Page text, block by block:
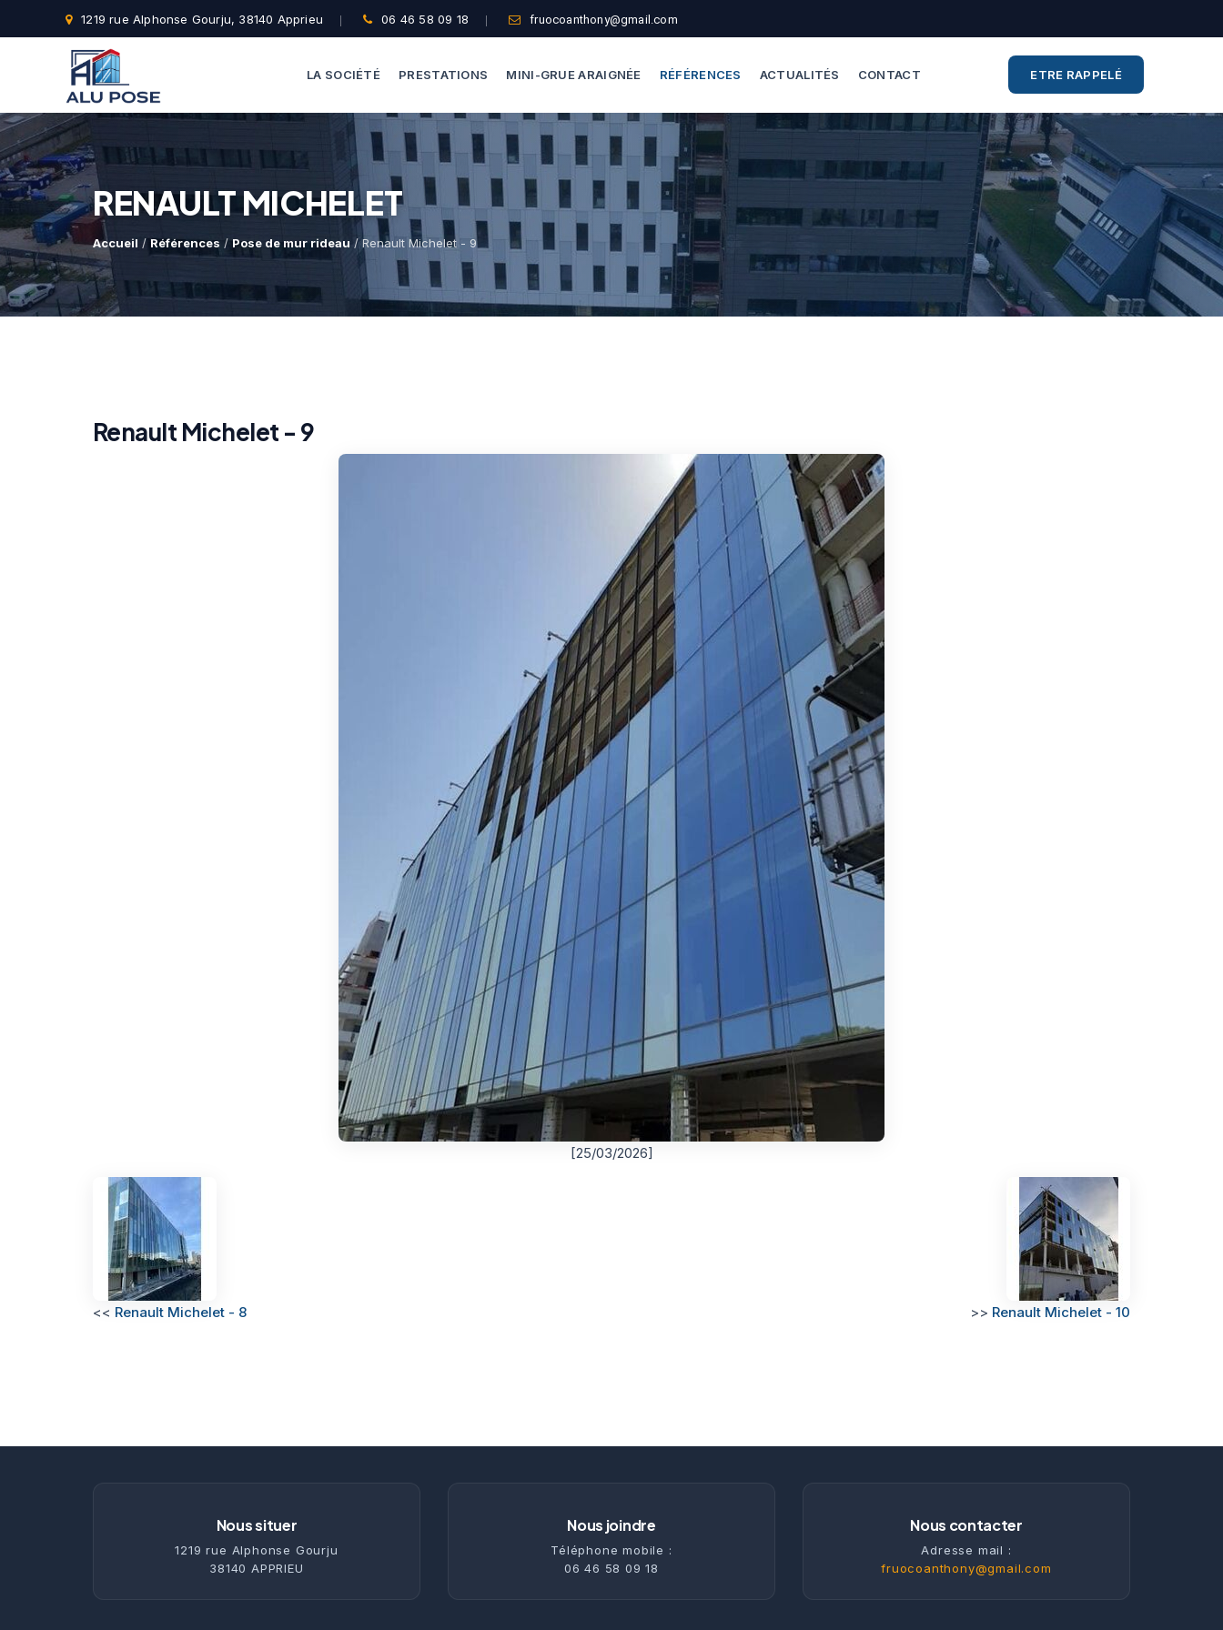
1219 rue Alphonse Gourju, 38140 Apprieu 06 46 58 09 18 fruocoanthony@gmail.com
LA SOCIÉTÉ PRESTATIONS
Dépannage Vitrages
Vitrine Magasin
Expertise Bris De Glace
Recherche De Fuite
MINI-GRUE ARAIGNÉE
Capacité De Levage
Nos Formules
RÉFÉRENCES ACTUALITÉS CONTACT ETRE RAPPELÉ
RENAULT MICHELET
Accueil / Références /Pose de mur rideau / Renault Michelet - 9
Renault Michelet - 9
[25/03/2026]
<< Renault Michelet - 8 >> Renault Michelet - 10
Nous situer
1219 rue Alphonse Gourju
38140 APPRIEU
Nous joindre
Téléphone mobile :
06 46 58 09 18
Nous contacter
Adresse mail :
fruocoanthony@gmail.com